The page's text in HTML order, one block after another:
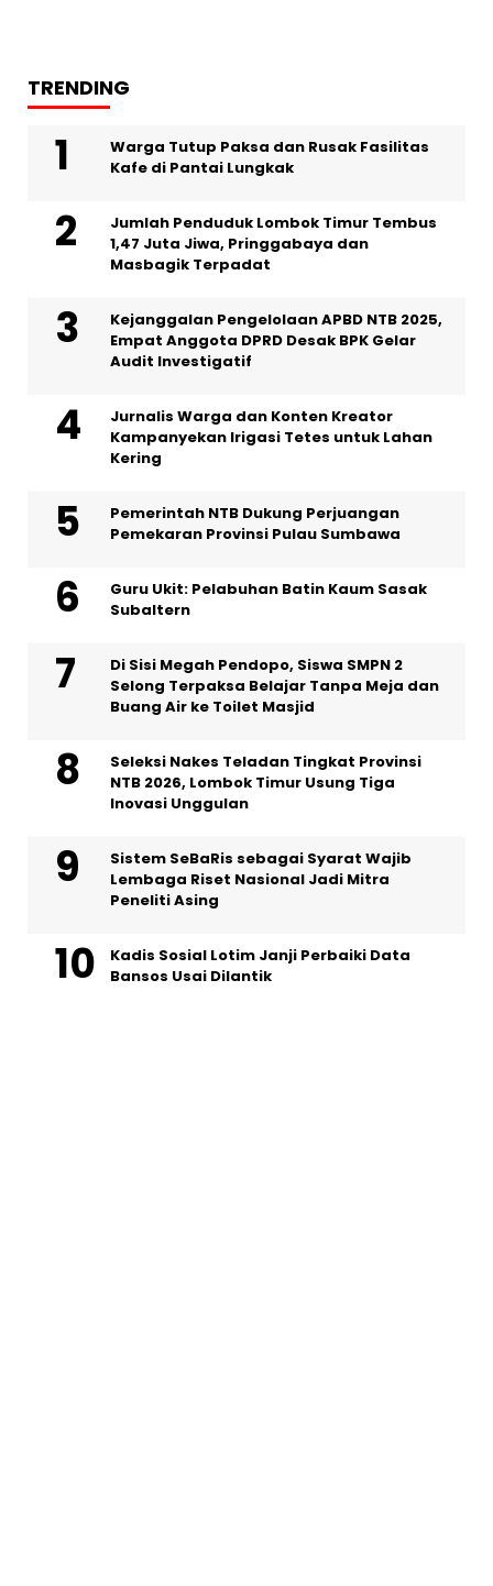
TRENDING
Warga Tutup Paksa dan Rusak Fasilitas
Kafe di Pantai Lungkak
Jumlah Penduduk Lombok Timur Tembus
1,47 Juta Jiwa, Pringgabaya dan
Masbagik Terpadat
Kejanggalan Pengelolaan APBD NTB 2025,
Empat Anggota DPRD Desak BPK Gelar
Audit Investigatif
Jurnalis Warga dan Konten Kreator
Kampanyekan Irigasi Tetes untuk Lahan
Kering
Pemerintah NTB Dukung Perjuangan
Pemekaran Provinsi Pulau Sumbawa
Guru Ukit: Pelabuhan Batin Kaum Sasak
Subaltern
Di Sisi Megah Pendopo, Siswa SMPN 2
Selong Terpaksa Belajar Tanpa Meja dan
Buang Air ke Toilet Masjid
Seleksi Nakes Teladan Tingkat Provinsi
NTB 2026, Lombok Timur Usung Tiga
Inovasi Unggulan
Sistem SeBaRis sebagai Syarat Wajib
Lembaga Riset Nasional Jadi Mitra
Peneliti Asing
Kadis Sosial Lotim Janji Perbaiki Data
Bansos Usai Dilantik